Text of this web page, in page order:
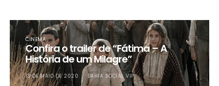
CINEMA
Confira o trailer de “Fátima – A
História de um Milagre”
13 DE MAIO DE 2020 BAHIA SOCIAL VIP